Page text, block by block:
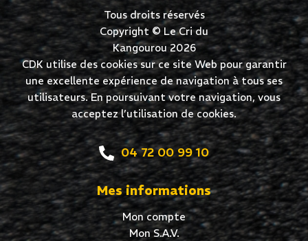
Tous droits réservés
Copyright © Le Cri du
Kangourou 2026
CDK utilise des cookies sur ce site Web pour garantir
une excellente expérience de navigation à tous ses
utilisateurs. En poursuivant votre navigation, vous
acceptez l’utilisation de cookies.
04 72 00 99 10
Mes informations
Mon compte
Mon S.A.V.